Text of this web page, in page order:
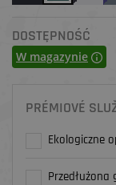
DOSTĘPNOŚĆ
W magazynie
PRÉMIOVÉ
Ekologiczne